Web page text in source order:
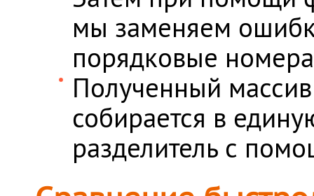
мы заменяем
порядковые
Полученный
собирается в
разделитель с